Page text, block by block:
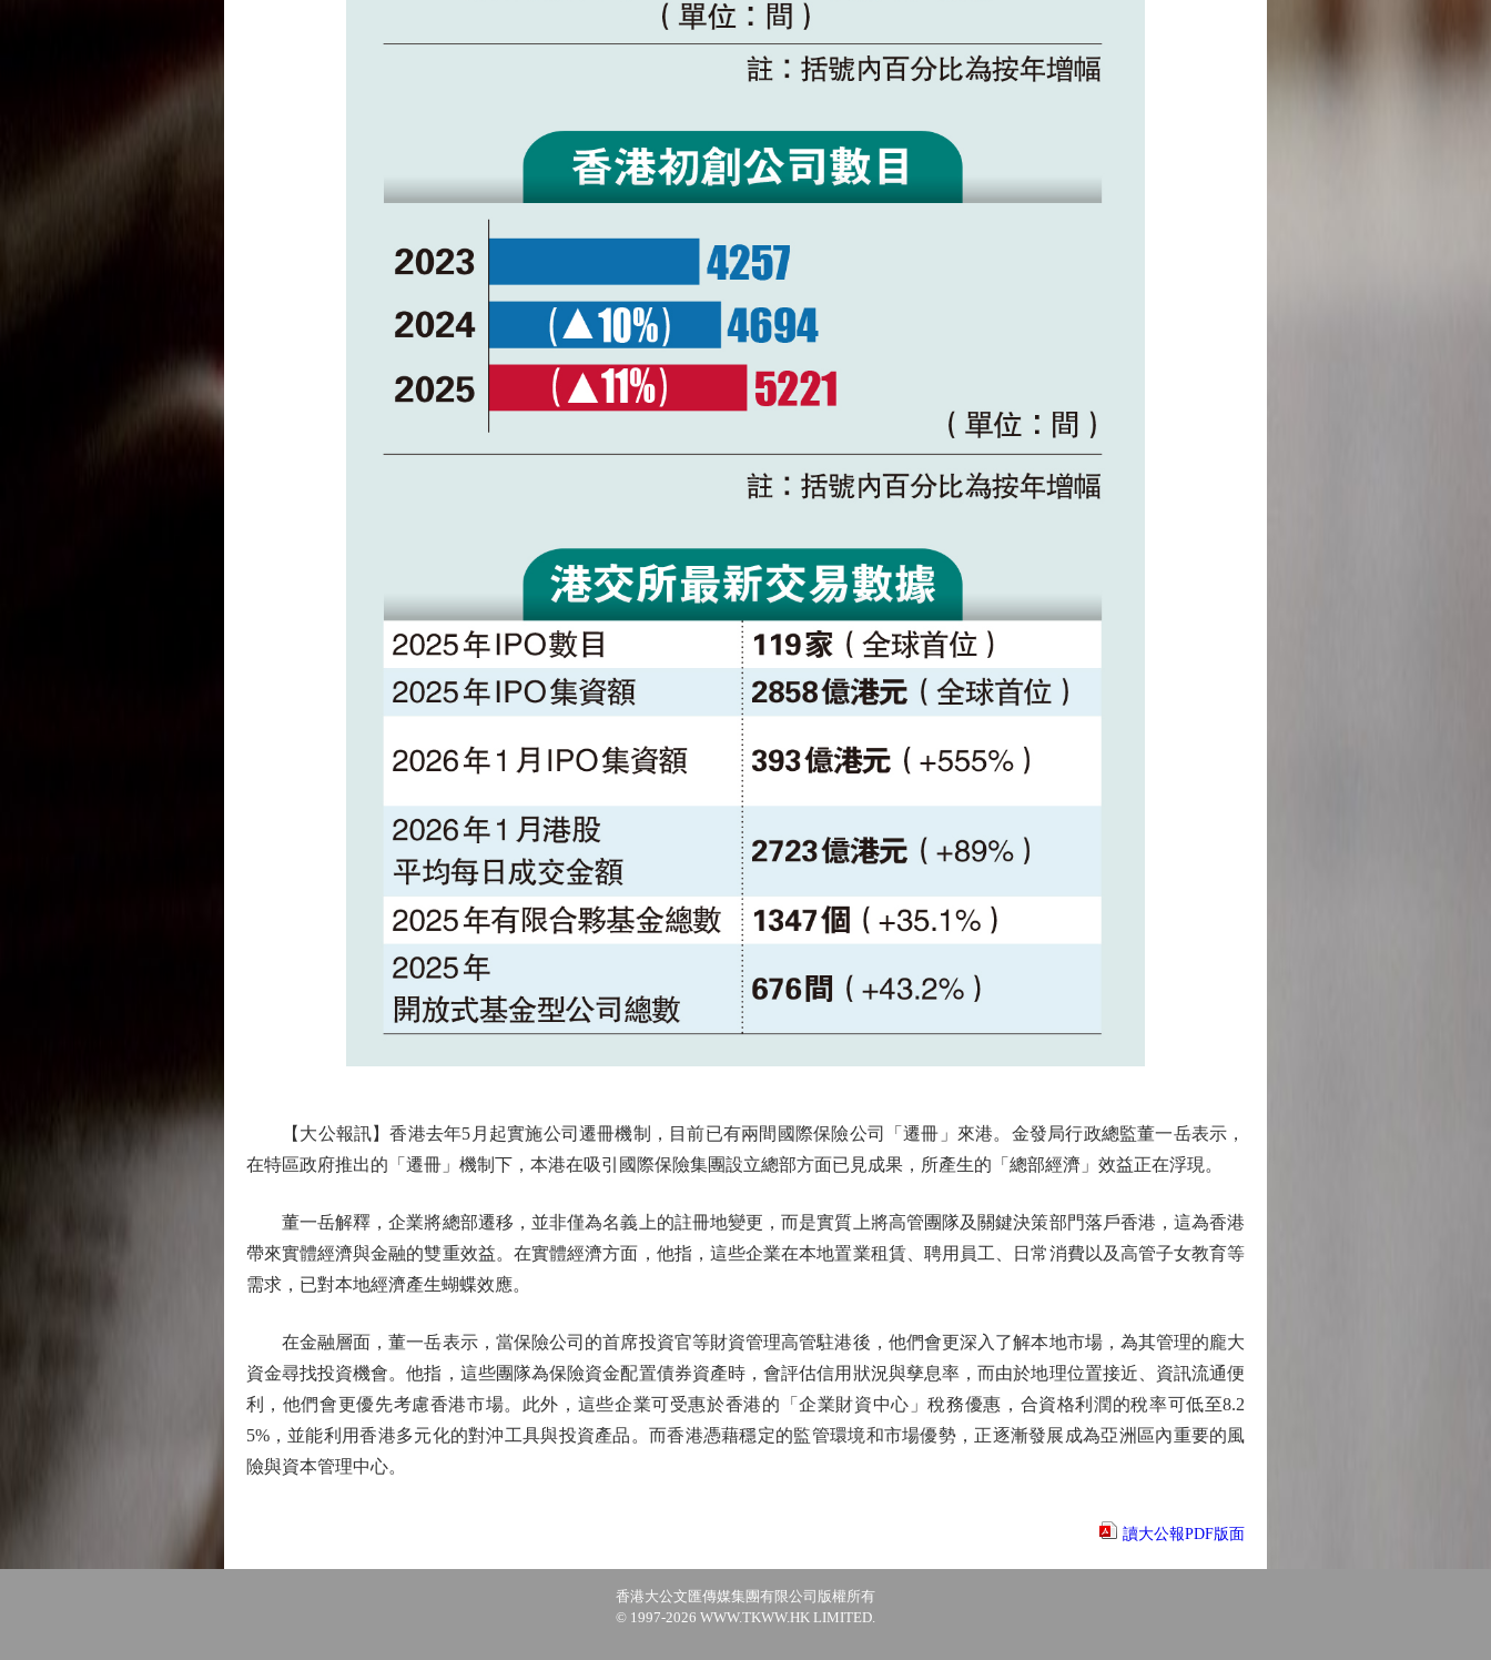
【大公報訊】香港去年5月起實施公司遷冊機制，目前已有兩間國際保險公司「遷冊」來港。金發局行政總監董一岳表示，
在特區政府推出的「遷冊」機制下，本港在吸引國際保險集團設立總部方面已見成果，所產生的「總部經濟」效益正在浮現。
董一岳解釋，企業將總部遷移，並非僅為名義上的註冊地變更，而是實質上將高管團隊及關鍵決策部門落戶香港，這為香港
帶來實體經濟與金融的雙重效益。在實體經濟方面，他指，這些企業在本地置業租賃、聘用員工、日常消費以及高管子女教育等
需求，已對本地經濟產生蝴蝶效應。
在金融層面，董一岳表示，當保險公司的首席投資官等財資管理高管駐港後，他們會更深入了解本地市場，為其管理的龐大
資金尋找投資機會。他指，這些團隊為保險資金配置債券資產時，會評估信用狀況與孳息率，而由於地理位置接近、資訊流通便
利，他們會更優先考慮香港市場。此外，這些企業可受惠於香港的「企業財資中心」稅務優惠，合資格利潤的稅率可低至8.2
5%，並能利用香港多元化的對沖工具與投資產品。而香港憑藉穩定的監管環境和市場優勢，正逐漸發展成為亞洲區內重要的風
險與資本管理中心。
讀大公報PDF版面
香港大公文匯傳媒集團有限公司版權所有
© 1997-2026 WWW.TKWW.HK LIMITED.